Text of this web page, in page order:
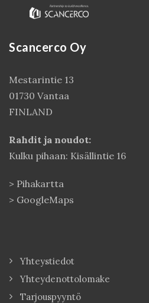
Scancerco Oy
Mestarintie 13
01730 Vantaa
FINLAND
Rahdit ja noudot:
Kulku pihaan: Kisällintie 16
> Pihakartta
> GoogleMaps
Yhteystiedot
Yhteydenottolomake
Tarjouspyyntö